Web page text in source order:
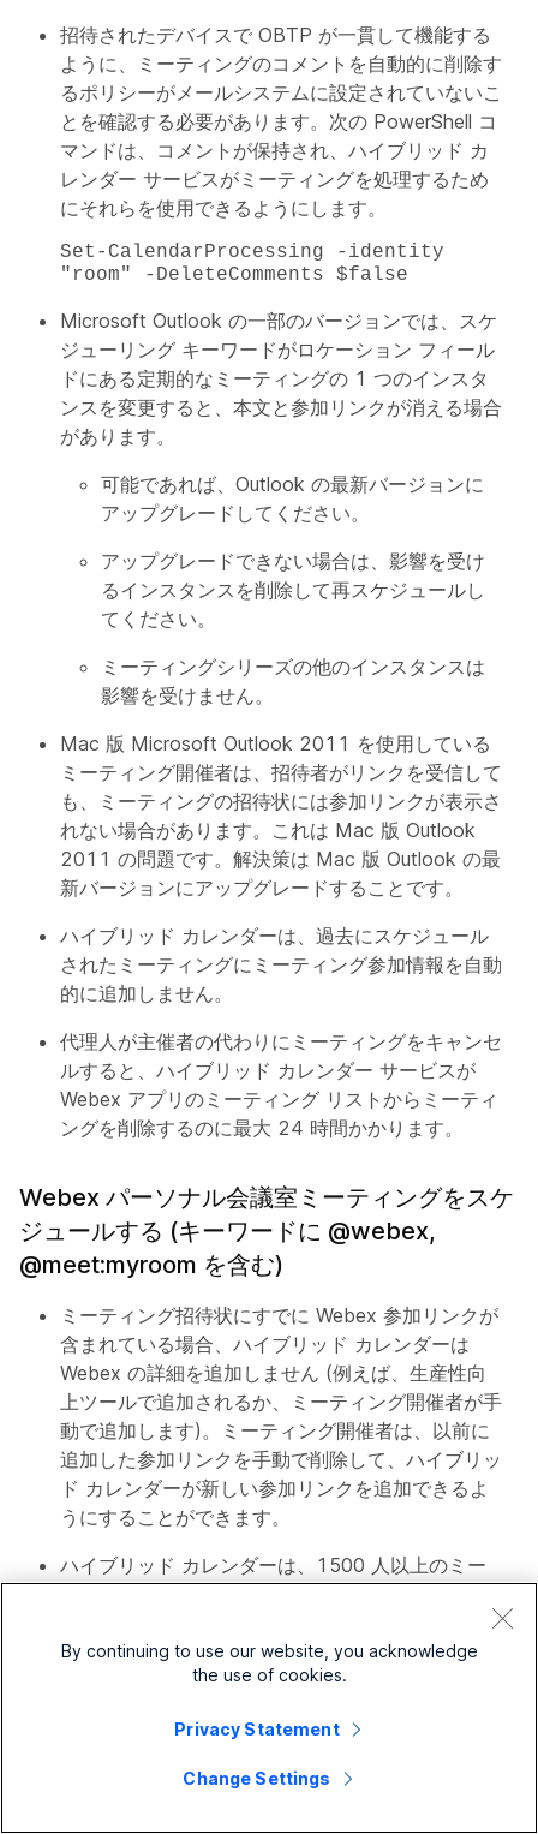
招待されたデバイスで OBTP が一貫して機能する
ように、ミーティングのコメントを自動的に削除す
るポリシーがメールシステムに設定されていないこ
とを確認する必要があります。次の PowerShell コ
マンドは、コメントが保持され、ハイブリッド カ
レンダー サービスがミーティングを処理するため
にそれらを使用できるようにします。
Set-CalendarProcessing -identity
"room" -DeleteComments $false
Microsoft Outlook の一部のバージョンでは、スケ
ジューリング キーワードがロケーション フィール
ドにある定期的なミーティングの 1 つのインスタ
ンスを変更すると、本文と参加リンクが消える場合
があります。
可能であれば、Outlook の最新バージョンに
アップグレードしてください。
アップグレードできない場合は、影響を受け
るインスタンスを削除して再スケジュールし
てください。
ミーティングシリーズの他のインスタンスは
影響を受けません。
Mac 版 Microsoft Outlook 2011 を使用している
ミーティング開催者は、招待者がリンクを受信して
も、ミーティングの招待状には参加リンクが表示さ
れない場合があります。これは Mac 版 Outlook
2011 の問題です。解決策は Mac 版 Outlook の最
新バージョンにアップグレードすることです。
ハイブリッド カレンダーは、過去にスケジュール
されたミーティングにミーティング参加情報を自動
的に追加しません。
代理人が主催者の代わりにミーティングをキャンセ
ルすると、ハイブリッド カレンダー サービスが
Webex アプリのミーティング リストからミーティ
ングを削除するのに最大 24 時間かかります。
Webex パーソナル会議室ミーティングをスケ
ジュールする (キーワードに @webex,
@meet:myroom を含む)
ミーティング招待状にすでに Webex 参加リンクが
含まれている場合、ハイブリッド カレンダーは
Webex の詳細を追加しません (例えば、生産性向
上ツールで追加されるか、ミーティング開催者が手
動で追加します)。ミーティング開催者は、以前に
追加した参加リンクを手動で削除して、ハイブリッ
ド カレンダーが新しい参加リンクを追加できるよ
うにすることができます。
ハイブリッド カレンダーは、1500 人以上のミー
グ (キーワードには @webex:space、
By continuing to use our website, you acknowledge
the use of cookies.
Privacy Statement
Change Settings